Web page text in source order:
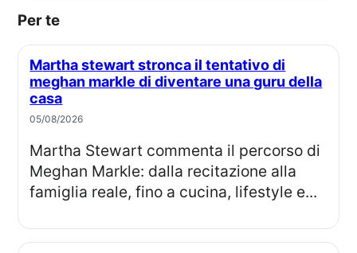
Per te
Martha stewart stronca il tentativo di
meghan markle di diventare una guru della
casa
05/08/2026
Martha Stewart commenta il percorso di
Meghan Markle: dalla recitazione alla
famiglia reale, fino a cucina, lifestyle e...